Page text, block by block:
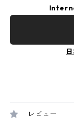
レビュー